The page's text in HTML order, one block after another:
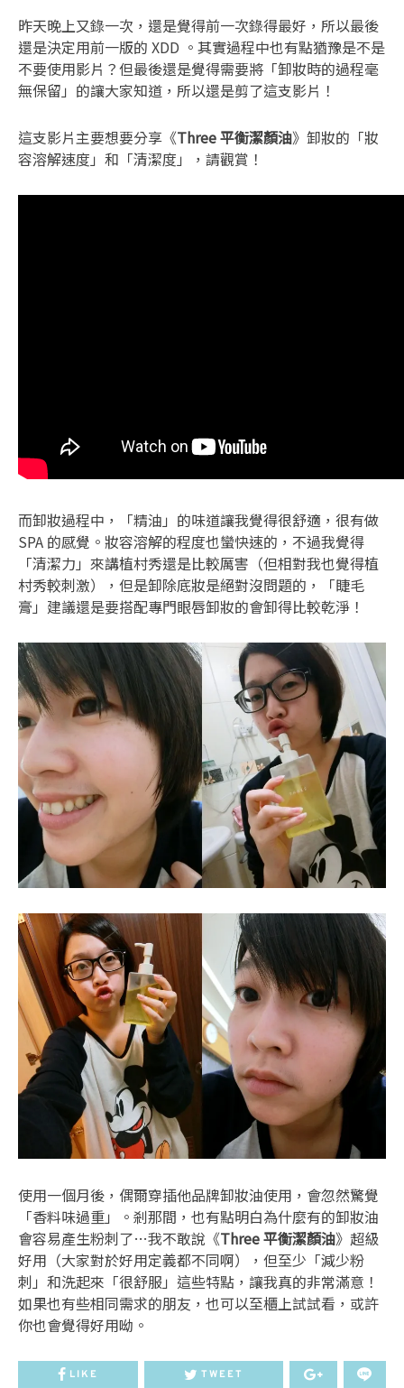
昨天晚上又錄一次，還是覺得前一次錄得最好，所以最後
還是決定用前一版的 XDD 。其實過程中也有點猶豫是不是
不要使用影片？但最後還是覺得需要將「卸妝時的過程毫
無保留」的讓大家知道，所以還是剪了這支影片！
這支影片主要想要分享《Three 平衡潔顏油》卸妝的「妝
容溶解速度」和「清潔度」，請觀賞！
而卸妝過程中，「精油」的味道讓我覺得很舒適，很有做
SPA 的感覺。妝容溶解的程度也蠻快速的，不過我覺得
「清潔力」來講植村秀還是比較厲害（但相對我也覺得植
村秀較刺激），但是卸除底妝是絕對沒問題的，「睫毛
膏」建議還是要搭配專門眼唇卸妝的會卸得比較乾淨！
使用一個月後，偶爾穿插他品牌卸妝油使用，會忽然驚覺
「香料味過重」。剎那間，也有點明白為什麼有的卸妝油
會容易產生粉刺了…我不敢說《Three 平衡潔顏油》超級
好用（大家對於好用定義都不同啊），但至少「減少粉
刺」和洗起來「很舒服」這些特點，讓我真的非常滿意！
如果也有些相同需求的朋友，也可以至櫃上試試看，或許
你也會覺得好用呦。
LIKE TWEET